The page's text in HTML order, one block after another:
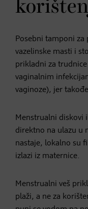
Posebni tamponi
vazelinske masti i
prikladni za
vaginalnim
vaginoze), jer
Menstrualni diskovi
direktno na ulazu u
nastaje, lokalno su
izlazi iz maternice.
Menstrualni veš
plaži, a ne za